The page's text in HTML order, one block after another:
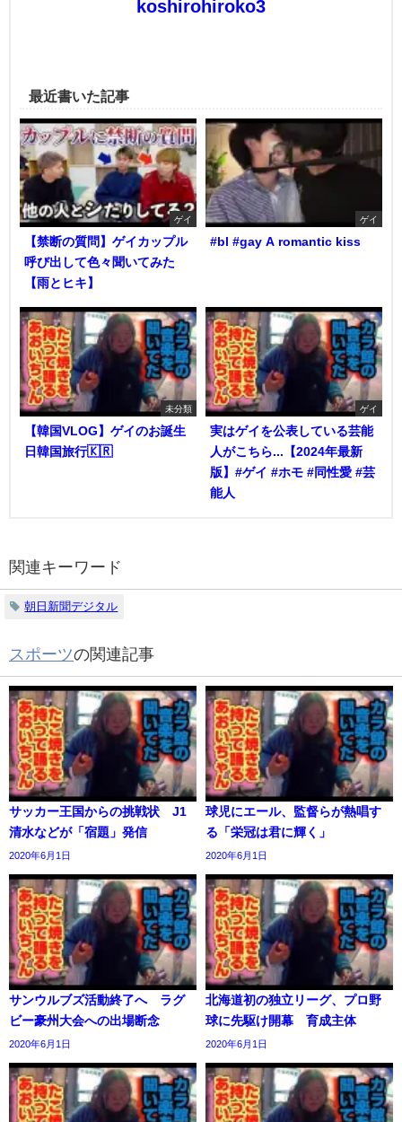
koshirohiroko3
最近書いた記事
ゲイ
【禁断の質問】ゲイカップル
呼び出して色々聞いてみた
【雨とヒキ】
ゲイ
#bl #gay A romantic kiss
未分類
【韓国VLOG】ゲイのお誕生
日韓国旅行🇰🇷
ゲイ
実はゲイを公表している芸能
人がこちら...【2024年最新
版】#ゲイ #ホモ #同性愛 #芸
能人
関連キーワード
朝日新聞デジタル
スポーツの関連記事
サッカー王国からの挑戦状 J1
清水などが「宿題」発信
2020年6月1日
球児にエール、監督らが熱唱す
る「栄冠は君に輝く」
2020年6月1日
サンウルブズ活動終了へ ラグ
ビー豪州大会への出場断念
2020年6月1日
北海道初の独立リーグ、プロ野
球に先駆け開幕 育成主体
2020年6月1日